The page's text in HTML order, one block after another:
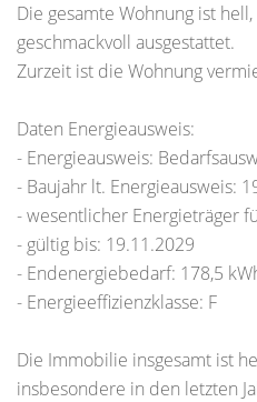
Die gesamte Wohnung ist
geschmackvoll ausgestattet.
Zurzeit ist die Wohnung
Daten Energieausweis:
- Energieausweis:
- Baujahr lt. Energieausweis:
- wesentlicher Energieträger
- gültig bis: 19.11.2029
- Endenergiebedarf: 178,5
- Energieeffizienzklasse: F
Die Immobilie insgesamt ist
insbesondere in den letzten